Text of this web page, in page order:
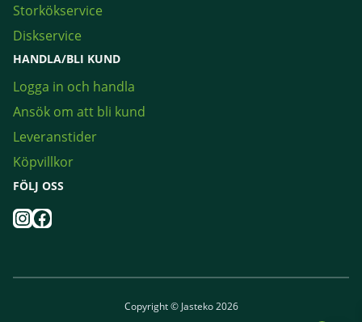
Storkökservice
Diskservice
HANDLA/BLI KUND
Logga in och handla
Ansök om att bli kund
Leveranstider
Köpvillkor
FÖLJ OSS
Instagram
Facebook
Copyright © Jasteko 2026